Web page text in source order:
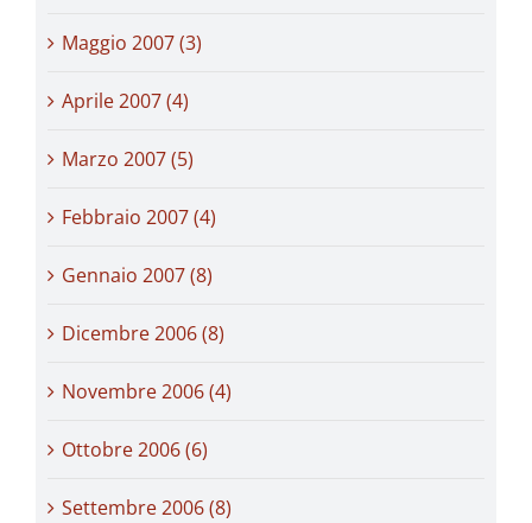
Maggio 2007 (3)
Aprile 2007 (4)
Marzo 2007 (5)
Febbraio 2007 (4)
Gennaio 2007 (8)
Dicembre 2006 (8)
Novembre 2006 (4)
Ottobre 2006 (6)
Settembre 2006 (8)